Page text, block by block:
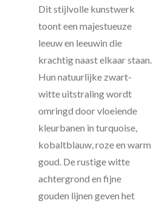
Dit stijlvolle kunstwerk
toont een majestueuze
leeuw en leeuwin die
krachtig naast elkaar staan.
Hun natuurlijke zwart-
witte uitstraling wordt
omringd door vloeiende
kleurbanen in turquoise,
kobaltblauw, roze en warm
goud. De rustige witte
achtergrond en fijne
gouden lijnen geven het